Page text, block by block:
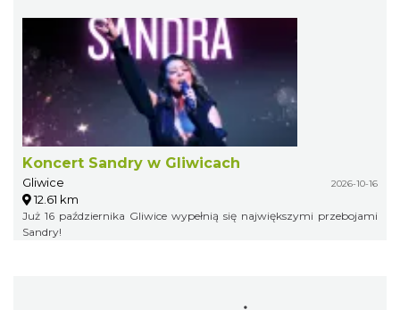
Koncert Sandry w Gliwicach
Gliwice 2026-10-16
12.61 km
Już 16 października Gliwice wypełnią się największymi przebojami
Sandry!